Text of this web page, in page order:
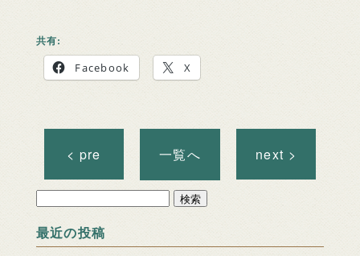
共有:
Facebook
X
< pre 一覧へ next >
検
最近の投稿